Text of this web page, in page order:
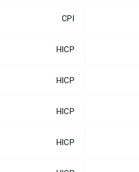
CPI
HICP
HICP
HICP
HICP